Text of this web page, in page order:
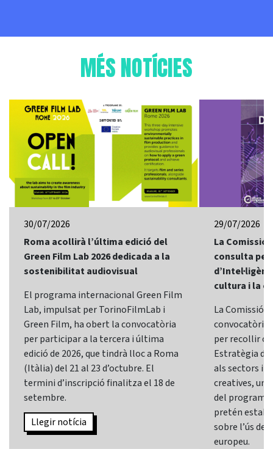
MÉS NOTÍCIES
30/07/2026
Roma acollirà l’última edició del
Green Film Lab 2026 dedicada a la
sostenibilitat audiovisual
El programa internacional Green Film
Lab, impulsat per TorinoFilmLab i
Green Film, ha obert la convocatòria
per participar a la tercera i última
edició de 2026, que tindrà lloc a Roma
(Itàlia) del 21 al 23 d’octubre. El
termini d’inscripció finalitza el 18 de
setembre.
Llegir notícia
29/07/2026
La Comissió
consulta
cultura i la
La Comissió
convocatòria
per recollir
Estratègia
als sectors i
creatives,
del programa
pretén
sobre l’ús de
europeu.